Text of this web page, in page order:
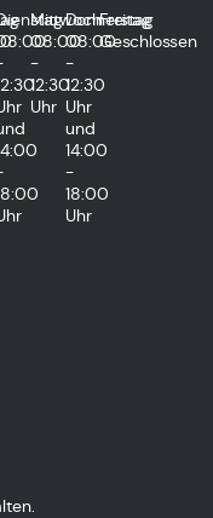
Mittwoch
08:00
-
12:30
Uhr
Donnerstag
08:00
-
12:30
Uhr
und
14:00
-
18:00
Uhr
Freitag
Geschlossen